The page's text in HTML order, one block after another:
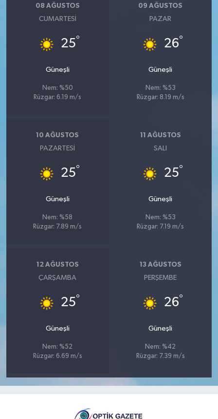
08 AĞUSTOS
CUMARTESI
25°
Güneşli
Nem: %50
Rüzgar: 6.19 m/s
09 AĞUSTOS
PAZAR
26°
Güneşli
Nem: %53
Rüzgar: 8.19 m/s
10 AĞUSTOS
PAZARTESI
25°
Güneşli
Nem: %58
Rüzgar: 7.89 m/s
11 AĞUSTOS
SALI
25°
Güneşli
Nem: %53
Rüzgar: 7.19 m/s
12 AĞUSTOS
ÇARŞAMBA
25°
Güneşli
Nem: %52
Rüzgar: 6.69 m/s
13 AĞUSTOS
PERŞEMBE
26°
Güneşli
Nem: %42
Rüzgar: 7.39 m/s